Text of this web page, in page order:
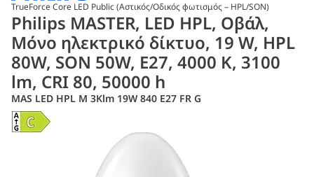
TrueForce Core LED Public (Αστικός/Οδικός φωτισμός – HPL/SON)
Philips MASTER, LED HPL, Οβάλ,
Μόνο ηλεκτρικό δίκτυο, 19 W, HPL
80W, SON 50W, E27, 4000 K, 3100
lm, CRI 80, 50000 h
MAS LED HPL M 3Klm 19W 840 E27 FR G